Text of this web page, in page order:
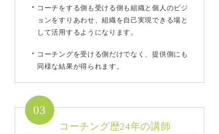
コーチをする側も受ける側も組織と個人のビジ
ョンをすりあわせ、組織を自己実現できる場と
して活用するようになります。
コーチングを受ける側だけでなく、提供側にも
同様な結果が得られます。
03
コーチング歴24年の講師